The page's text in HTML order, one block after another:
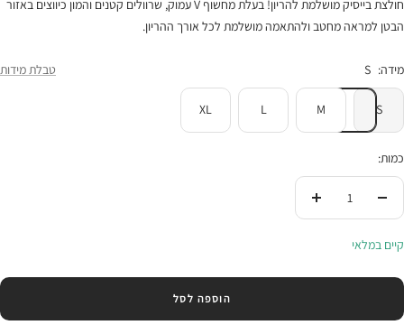
חולצת בייסיק מושלמת להריון! בעלת מחשוף V עמוק, שרוולים קטנים והמון כיווצים באזור
הבטן למראה מחטב ולהתאמה מושלמת לכל אורך ההריון.
מידה: S טבלת מידות
S
M
L
XL
כמות:
העלי
קיים במלאי
הוספה לסל